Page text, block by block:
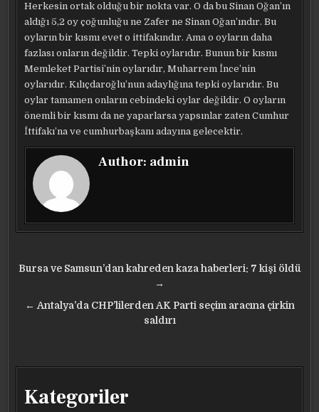
Herkesin ortak olduğu bir nokta var. O da bu Sinan Oğan’ın
aldığı 5,2 oy çoğunluğu ne Zafer ne Sinan Oğan’ındır. Bu
oyların bir kısmı evet o ittifakındır. Ama o oyların daha
fazlası onların değildir. Tepki oylarıdır. Bunun bir kısmı
Memleket Partisi’nin oylarıdır, Muharrem İnce’nin
oylarıdır. Kılıçdaroğlu’nun adaylığına tepki oylarıdır. Bu
oylar tamamen onların cebindeki oylar değildir. O oyların
önemli bir kısmı da ne yaparlarsa yapsınlar zaten Cumhur
İttifakı’na ve cumhurbaşkanı adayına gelecektir.
Author: admin
Yazı
Bursa ve Samsun’dan kahreden kaza haberleri: 7 kişi öldü
→
← Antalya’da CHP’lilerden AK Parti seçim aracına çirkin
saldırı
Kategoriler